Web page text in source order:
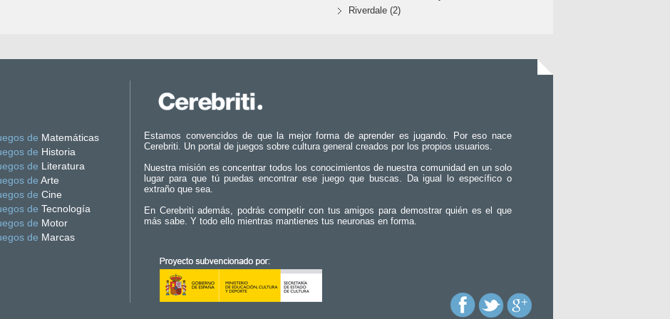
Riverdale (2)
de Matemáticas
de Historia
de Literatura
de Arte
de Cine
de Tecnología
de Motor
de Marcas
Estamos convencidos de que la mejor forma de aprender es jugando. Por eso nace
Cerebriti. Un portal de juegos sobre cultura general creados por los propios usuarios.
Nuestra misión es concentrar todos los conocimientos de nuestra comunidad en un solo
lugar para que tú puedas encontrar ese juego que buscas. Da igual lo específico o
extraño que sea.
En Cerebriti además, podrás competir con tus amigos para demostrar quién es el que
más sabe. Y todo ello mientras mantienes tus neuronas en forma.